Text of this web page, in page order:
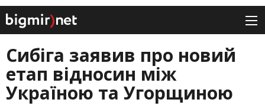
Сибіга заявив про новий
етап відносин між
Україною та Угорщиною